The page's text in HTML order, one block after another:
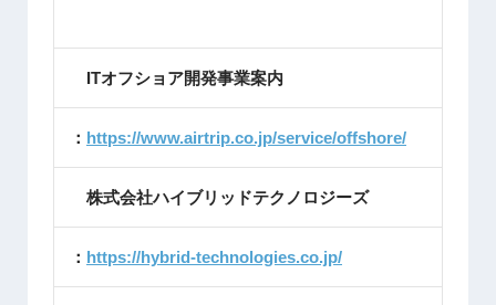
ITオフショア開発事業案内
： https://www.airtrip.co.jp/service/offshore/
株式会社ハイブリッドテクノロジーズ
： https://hybrid-technologies.co.jp/